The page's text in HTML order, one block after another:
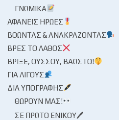
ΓΝΩΜΙΚΆ
ΑΦΑΝΕΊΣ ΉΡΩΕΣ
ΒΟΏΝΤΑΣ & ΑΝΑΚΡΆΖΟΝΤΑΣ
ΒΡΕΣ ΤΟ ΛΆΘΟΣ
ΒΡΊΞΕ, ΟΎΣΣΟΥ, ΒΆΩΣΤΟ!
ΓΙΑ ΛΊΓΟΥΣ
ΔΙΑ ΥΠΟΓΡΑΦΉΣ
ΘΩΡΟΎΝ ΜΑΣ!
ΣΕ ΠΡΏΤΟ ΕΝΙΚΟΎ🖊